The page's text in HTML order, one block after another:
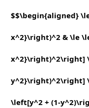
$$\begin{aligned}
x^2}\right)^2 & \le
x^2}\right)^2\right]
y^2}\right)^2\right]
\left[y^2 + (1-